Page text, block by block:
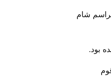
مراسم شام
بود.